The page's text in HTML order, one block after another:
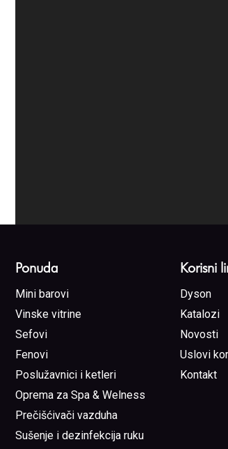
Ponuda
Mini barovi
Vinske vitrine
Sefovi
Fenovi
Poslužavnici i ketleri
Oprema za Spa & Welness
Prečišćivači vazduha
Sušenje i dezinfekcija ruku
Korisni
Dyson
Katalozi
Novosti
Uslovi
Kontakt